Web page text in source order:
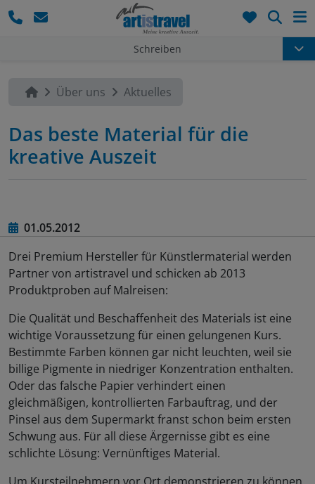
Schreiben
Über uns Aktuelles
Das beste Material für die
kreative Auszeit
01.05.2012
Drei Premium Hersteller für Künstlermaterial werden
Partner von artistravel und schicken ab 2013
Produktproben auf Malreisen:
Die Qualität und Beschaffenheit des Materials ist eine
wichtige Voraussetzung für einen gelungenen Kurs.
Bestimmte Farben können gar nicht leuchten, weil sie
billige Pigmente in niedriger Konzentration enthalten.
Oder das falsche Papier verhindert einen
gleichmäßigen, kontrollierten Farbauftrag, und der
Pinsel aus dem Supermarkt franst schon beim ersten
Schwung aus. Für all diese Ärgernisse gibt es eine
schlichte Lösung: Vernünftiges Material.